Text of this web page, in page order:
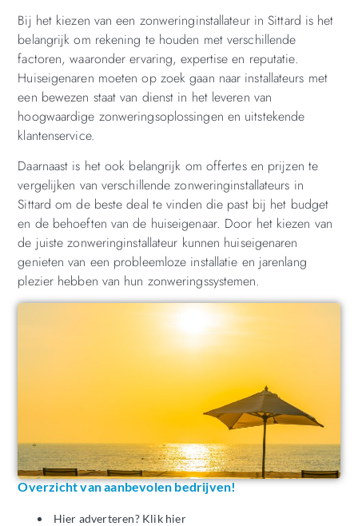
Bij het kiezen van een zonweringinstallateur in Sittard is het
belangrijk om rekening te houden met verschillende
factoren, waaronder ervaring, expertise en reputatie.
Huiseigenaren moeten op zoek gaan naar installateurs met
een bewezen staat van dienst in het leveren van
hoogwaardige zonweringsoplossingen en uitstekende
klantenservice.
Daarnaast is het ook belangrijk om offertes en prijzen te
vergelijken van verschillende zonweringinstallateurs in
Sittard om de beste deal te vinden die past bij het budget
en de behoeften van de huiseigenaar. Door het kiezen van
de juiste zonweringinstallateur kunnen huiseigenaren
genieten van een probleemloze installatie en jarenlang
plezier hebben van hun zonweringssystemen.
Overzicht van aanbevolen bedrijven!
Hier adverteren? Klik hier